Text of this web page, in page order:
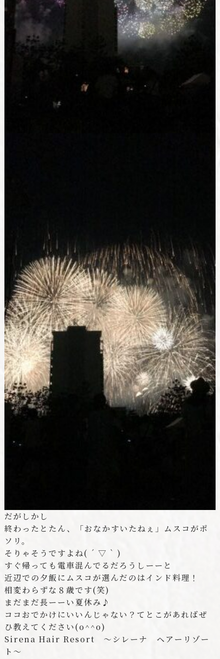
だがしかし
終わったとたん、「おなかすいたねぇ」ムスコがポ
ソリ。
そりゃそうですよね( ´ ▽ ` )
すぐ帰っても電車混んでるだろうしーーと
近辺での夕飯にムスコが選んだのはインド料理！
相変わらずな８歳です(笑)
まだまだ長ーーい夏休み♪
ココおでかけにいいんじゃない？てとこがあればぜ
ひ教えてください(o^^o)
Sirena Hair Resort 〜シレーナ ヘアーリゾー
ト〜